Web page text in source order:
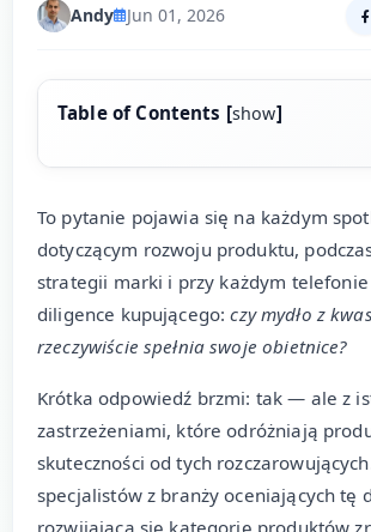
Andy Jun 01, 2026
Table of Contents [show]
To pytanie pojawia się na każdym
dotyczącym rozwoju produktu,
strategii marki i przy każdym
diligence kupującego:czy mydło z
rzeczywiście spełnia swoje obietnice?
Krótka odpowiedź brzmi: tak — ale z
zastrzeżeniami, które odróżniają
skuteczności od tych
specjalistów z branży oceniających tę
rozwijającą się kategorię produktów